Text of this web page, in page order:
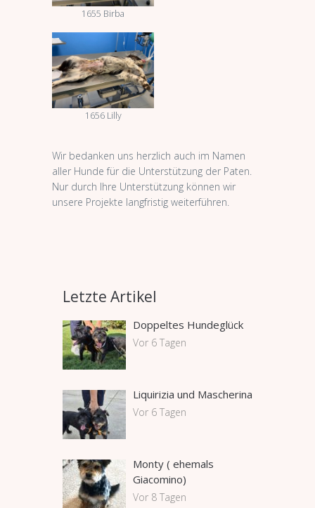
1655 Birba
1656 Lilly
Wir bedanken uns herzlich auch im Namen
aller Hunde für die Unterstützung der Paten.
Nur durch Ihre Unterstützung können wir
unsere Projekte langfristig weiterführen.
Letzte Artikel
Doppeltes Hundeglück
Vor 6 Tagen
Liquirizia und Mascherina
Vor 6 Tagen
Monty ( ehemals
Giacomino)
Vor 8 Tagen